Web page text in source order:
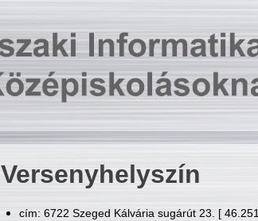
Versenyhelyszín
cím: 6722 Szeged Kálvária sugárút 23. [